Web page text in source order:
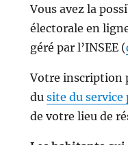
Vous avez la
électorale en
géré par l’INSEE (
Votre inscription
du site du service
de votre lieu de